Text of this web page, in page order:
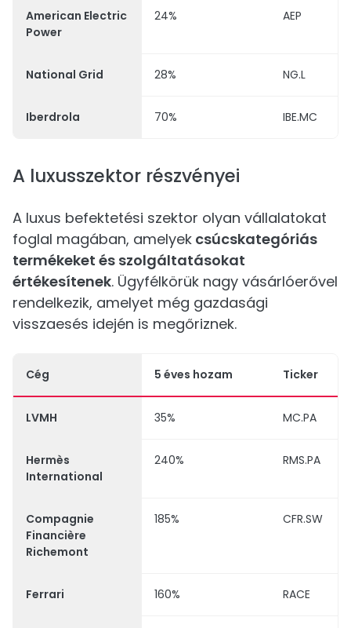
American Electric
Power
24% AEP
National Grid 28% NG.L
Iberdrola 70% IBE.MC
A luxusszektor részvényei
A luxus befektetési szektor olyan vállalatokat
foglal magában, amelyek csúcskategóriás
termékeket és szolgáltatásokat
értékesítenek. Ügyfélkörük nagy vásárlóerővel
rendelkezik, amelyet még gazdasági
visszaesés idején is megőriznek.
Cég 5 éves hozam Ticker
LVMH 35% MC.PA
Hermès
International
240% RMS.PA
Compagnie
Financière
Richemont
185% CFR.SW
Ferrari 160% RACE